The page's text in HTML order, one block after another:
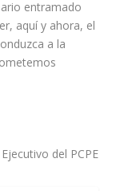
entramado
aquí y ahora, el
a la
del PCPE